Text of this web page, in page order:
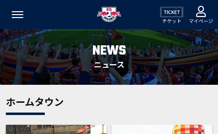
チケット マイページ
NEWS
ニュース
ホームタウン